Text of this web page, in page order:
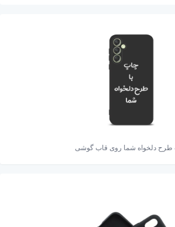
طرح دلخواه شما روی قاب گوشی